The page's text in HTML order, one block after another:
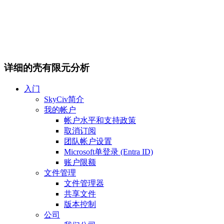
详细的壳有限元分析
入门
SkyCiv简介
我的帐户
帐户水平和支持政策
取消订阅
团队帐户设置
Microsoft单登录 (Entra ID)
账户限额
文件管理
文件管理器
共享文件
版本控制
公司